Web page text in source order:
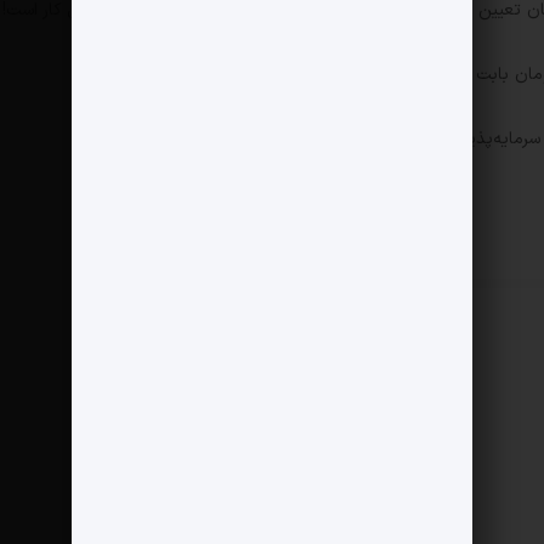
به‌دست نیاورده است.